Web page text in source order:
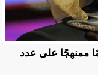
ممنهجًا على عدد